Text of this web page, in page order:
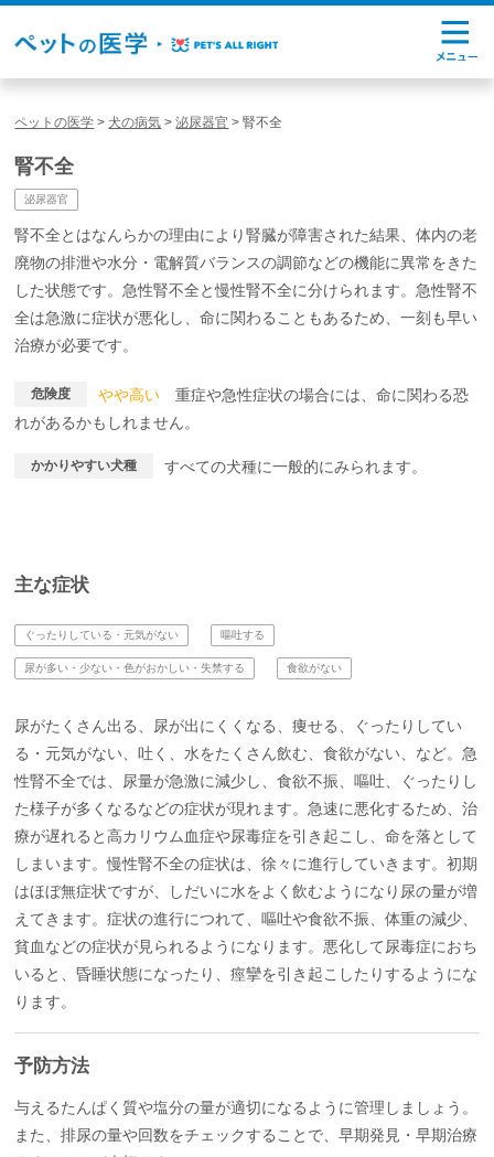
ペットの医学 >犬の病気 >泌尿器官 >腎不全
腎不全
泌尿器官
腎不全とはなんらかの理由により腎臓が障害された結果、体内の老
廃物の排泄や水分・電解質バランスの調節などの機能に異常をきた
した状態です。急性腎不全と慢性腎不全に分けられます。急性腎不
全は急激に症状が悪化し、命に関わることもあるため、一刻も早い
治療が必要です。
危険度 やや高い 重症や急性症状の場合には、命に関わる恐
れがあるかもしれません。
かかりやすい犬種 すべての犬種に一般的にみられます。
主な症状
ぐったりしている・元気がない 嘔吐する
尿が多い・少ない・色がおかしい・失禁する 食欲がない
尿がたくさん出る、尿が出にくくなる、痩せる、ぐったりしてい
る・元気がない、吐く、水をたくさん飲む、食欲がない、など。急
性腎不全では、尿量が急激に減少し、食欲不振、嘔吐、ぐったりし
た様子が多くなるなどの症状が現れます。急速に悪化するため、治
療が遅れると高カリウム血症や尿毒症を引き起こし、命を落として
しまいます。慢性腎不全の症状は、徐々に進行していきます。初期
はほぼ無症状ですが、しだいに水をよく飲むようになり尿の量が増
えてきます。症状の進行につれて、嘔吐や食欲不振、体重の減少、
貧血などの症状が見られるようになります。悪化して尿毒症におち
いると、昏睡状態になったり、痙攣を引き起こしたりするようにな
ります。
予防方法
与えるたんぱく質や塩分の量が適切になるように管理しましょう。
また、排尿の量や回数をチェックすることで、早期発見・早期治療